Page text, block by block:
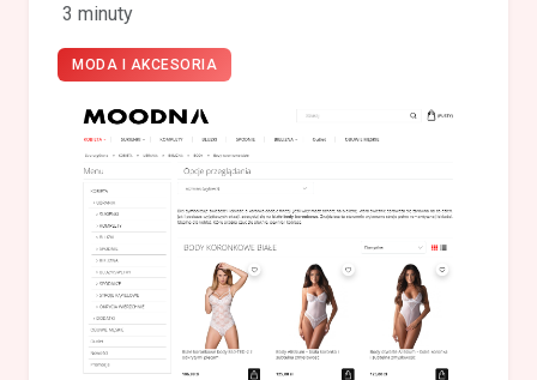
3 minuty
MODA I AKCESORIA